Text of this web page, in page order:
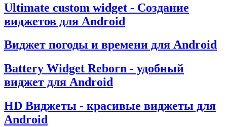
Ultimate custom widget - Создание
виджетов для Android
Виджет погоды и времени для Android
Battery Widget Reborn - удобный
виджет для Android
HD Виджеты - красивые виджеты для
Android